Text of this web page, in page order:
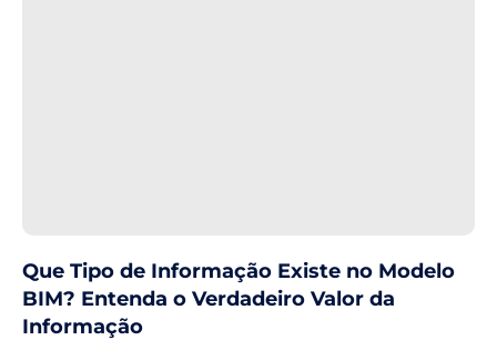
Que Tipo de Informação Existe no Modelo
BIM? Entenda o Verdadeiro Valor da
Informação